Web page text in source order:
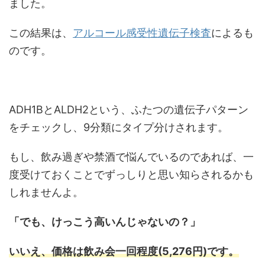
ました。
この結果は、 アルコール感受性遺伝子検査によるも
のです。
ADH1BとALDH2という、ふたつの遺伝子パターン
をチェックし、9分類にタイプ分けされます。
もし、飲み過ぎや禁酒で悩んでいるのであれば、一
度受けておくことでずっしりと思い知らされるかも
しれませんよ。
「でも、けっこう高いんじゃないの？」
いいえ、価格は飲み会一回程度(5,276円)です。